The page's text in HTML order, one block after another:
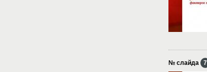
№ слайда 7